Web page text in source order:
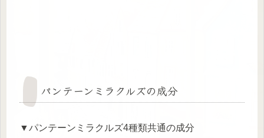
パンテーンミラクルズの成分
▼パンテーンミラクルズ4種類共通の成分